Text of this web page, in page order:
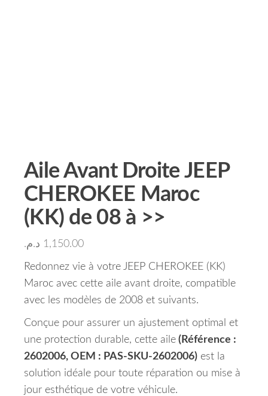
Aile Avant Droite JEEP
CHEROKEE Maroc
(KK) de 08 à >>
1,150.00 د.م.
Redonnez vie à votre JEEP CHEROKEE (KK)
Maroc avec cette aile avant droite, compatible
avec les modèles de 2008 et suivants.
Conçue pour assurer un ajustement optimal et
une protection durable, cette aile (Référence :
2602006, OEM : PAS-SKU-2602006) est la
solution idéale pour toute réparation ou mise à
jour esthétique de votre véhicule.